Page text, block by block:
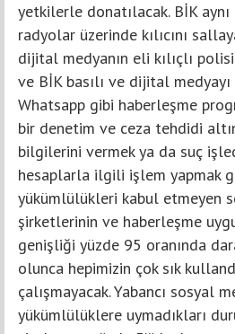
yetkilerle donatılacak. BİK
radyolar üzerinde kılıcını
dijital medyanın eli kılıçlı
ve BİK basılı ve dijital
Whatsapp gibi haberleşme
bir denetim ve ceza tehdidi
bilgilerini vermek ya da suç
hesaplarla ilgili işlem yapmak
yükümlülükleri kabul etmeyen
şirketlerinin ve haberleşme
genişliği yüzde 95 oranında
olunca hepimizin çok sık
çalışmayacak. Yabancı sosyal
yükümlülüklere uymadıkları